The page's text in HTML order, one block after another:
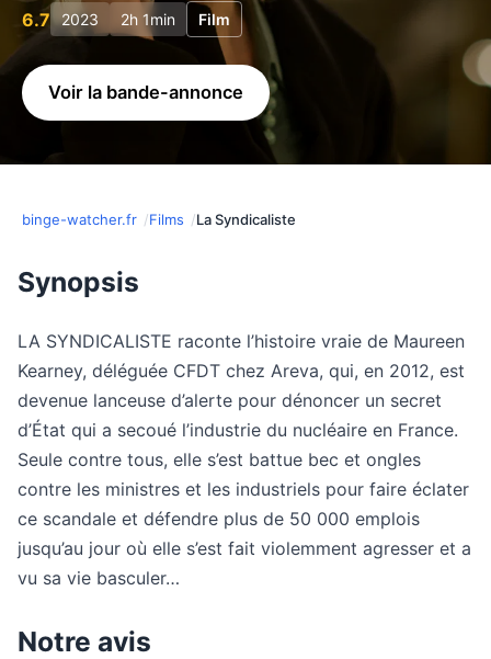
6.7 2023 2h 1min Film
Voir la bande-annonce
binge-watcher.fr Films La Syndicaliste
Synopsis
LA SYNDICALISTE raconte l’histoire vraie de Maureen
Kearney, déléguée CFDT chez Areva, qui, en 2012, est
devenue lanceuse d’alerte pour dénoncer un secret
d’État qui a secoué l’industrie du nucléaire en France.
Seule contre tous, elle s’est battue bec et ongles
contre les ministres et les industriels pour faire éclater
ce scandale et défendre plus de 50 000 emplois
jusqu’au jour où elle s’est fait violemment agresser et a
vu sa vie basculer…
Notre avis